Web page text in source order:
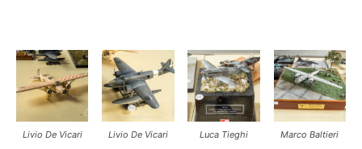
Livio De Vicari Livio De Vicari Luca Tieghi Marco Baltieri